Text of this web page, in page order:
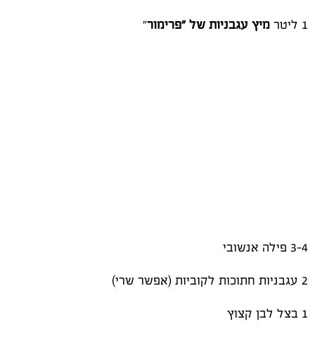
1 ליטר מיץ עגבניות של "פרימור"
3-4 פילה אנשובי
2 עגבניות חתוכות לקוביות (אפשר שרי)
1 בצל לבן קצוץ